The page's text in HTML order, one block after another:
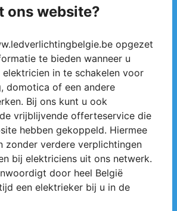
ons website?
opgezet
te bieden wanneer u
in te schakelen voor
domotica of een andere
Bij ons kunt u ook
vrijblijvende offerteservice die
hebben gekoppeld. Hiermee
zonder verdere verplichtingen
bij elektriciens uit ons netwerk.
door heel België
een elektrieker bij u in de